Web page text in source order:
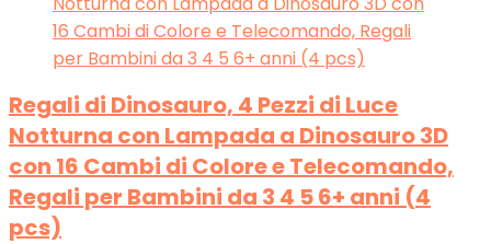
Regali di Dinosauro, 4 Pezzi di Luce
Notturna con Lampada a Dinosauro 3D
con 16 Cambi di Colore e Telecomando,
Regali per Bambini da 3 4 5 6+ anni (4
pcs)